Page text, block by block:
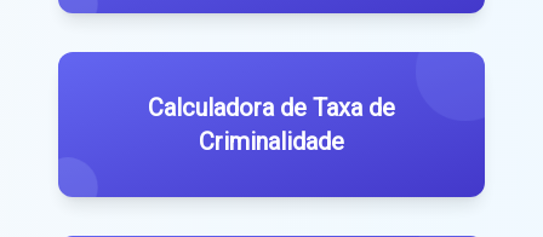
Calculadora de Taxa de
Criminalidade